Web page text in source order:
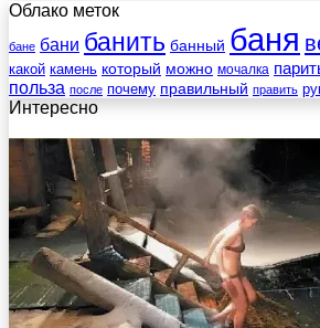
Облако меток
бане бани банить банный баня
какой камень который можно мочалка
польза после почему правильный править
Интересно